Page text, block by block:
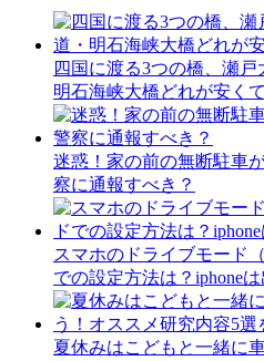
四国に渡る3つの橋、瀬
明石海峡大橋どれが安く
迷惑！家の前の無断駐車
察に通報すべき？
スマホのドライブモード
での設定方法は？iphone
夏休みはこどもと一緒に